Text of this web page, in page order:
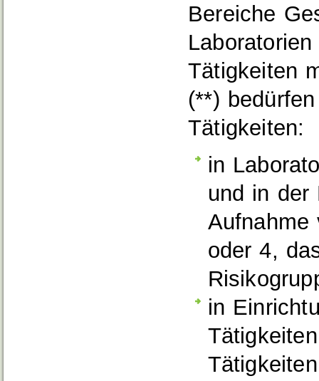
Bereiche
Tätigkeiten
(**)
Tätigkeiten:
in
und in der
Aufnahme
oder 4,
in